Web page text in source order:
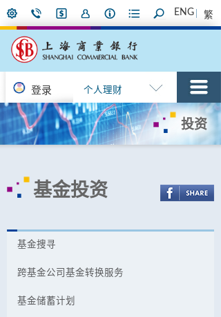
ENG 繁
登录 个人理财
投资
基金投资
基金捜寻
跨基金公司基金转换服务
基金储蓄计划